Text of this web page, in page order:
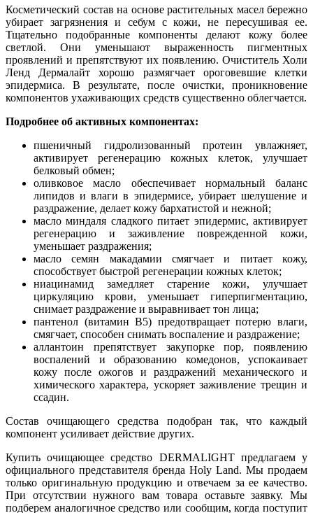
Косметический состав на основе растительных масел бережно
убирает загрязнения и себум с кожи, не пересушивая ее.
Тщательно подобранные компоненты делают кожу более
светлой. Они уменьшают выраженность пигментных
проявлений и препятствуют их появлению. Очиститель Холи
Ленд Дермалайт хорошо размягчает ороговевшие клетки
эпидермиса. В результате, после очистки, проникновение
компонентов ухаживающих средств существенно облегчается.
Подробнее об активных компонентах:
пшеничный гидролизованный протеин увлажняет,
активирует регенерацию кожных клеток, улучшает
белковый обмен;
оливковое масло обеспечивает нормальный баланс
липидов и влаги в эпидермисе, убирает шелушение и
раздражение, делает кожу бархатистой и нежной;
масло миндаля сладкого питает эпидермис, активирует
регенерацию и заживление поврежденной кожи,
уменьшает раздражения;
масло семян макадамии смягчает и питает кожу,
способствует быстрой регенерации кожных клеток;
ниацинамид замедляет старение кожи, улучшает
циркуляцию крови, уменьшает гиперпигментацию,
снимает раздражение и выравнивает тон лица;
пантенол (витамин B5) предотвращает потерю влаги,
смягчает, способен снимать воспаление и раздражение;
аллантоин препятствует закупорке пор, появлению
воспалений и образованию комедонов, успокаивает
кожу после ожогов и раздражений механического и
химического характера, ускоряет заживление трещин и
ссадин.
Состав очищающего средства подобран так, что каждый
компонент усиливает действие других.
Купить очищающее средство DERMALIGHT предлагаем у
официального представителя бренда Holy Land. Мы продаем
только оригинальную продукцию и отвечаем за ее качество.
При отсутствии нужного вам товара оставьте заявку. Мы
подберем аналогичное средство или сообщим, когда поступит